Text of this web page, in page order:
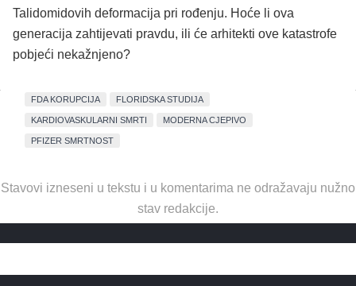
Talidomidovih deformacija pri rođenju. Hoće li ova
generacija zahtijevati pravdu, ili će arhitekti ove katastrofe
pobjeći nekažnjeno?
FDA KORUPCIJA FLORIDSKA STUDIJA
KARDIOVASKULARNI SMRTI MODERNA CJEPIVO
PFIZER SMRTNOST
Stavovi izneseni u tekstu i u komentarima ne odražavaju nužno
stav redakcije.